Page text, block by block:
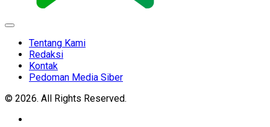
Expand
Tentang Kami
Redaksi
Kontak
Pedoman Media Siber
© 2026. All Rights Reserved.